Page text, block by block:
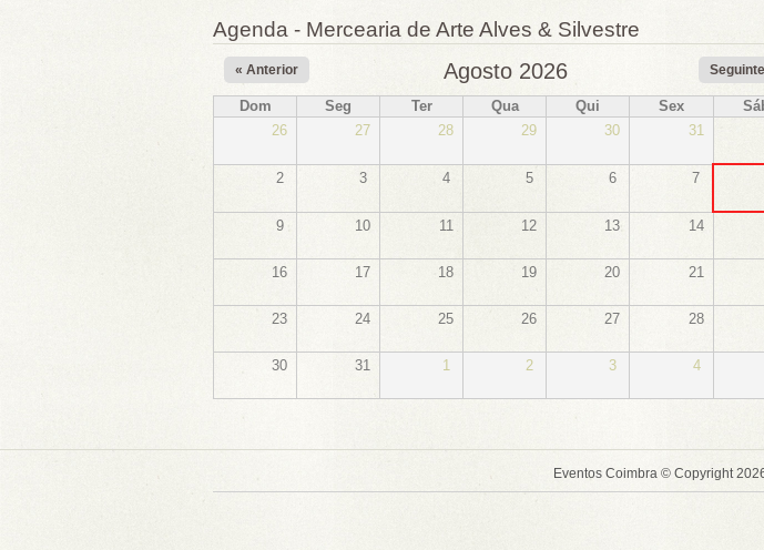
Agenda - Mercearia de Arte Alves & Silvestre
Agosto 2026
« Anterior
Dom Seg Ter Qua Qui Sex
26
27 28 29 30 31
2 3 4 5 6 7
9 10 11 12 13 14
16 17 18 19 20 21
23 24 25 26 27 28
30 31 1 2 3 4
Eventos Coimbra © Copyright